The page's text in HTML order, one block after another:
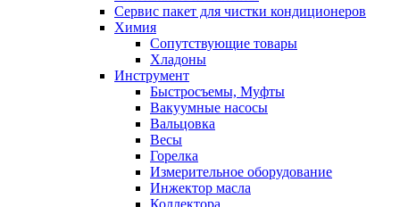
Сервис пакет для чистки кондиционеров
Химия
Сопутствующие товары
Хладоны
Инструмент
Быстросъемы, Муфты
Вакуумные насосы
Вальцовка
Весы
Горелка
Измерительное оборудование
Инжектор масла
Коллектора